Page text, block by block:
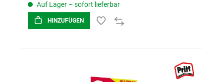
Auf Lager – sofort lieferbar
HINZUFÜGEN